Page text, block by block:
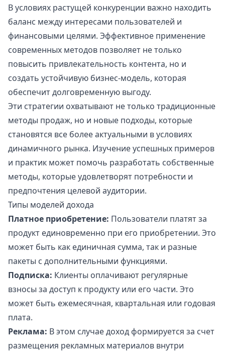
В условиях растущей конкуренции важно находить
баланс между интересами пользователей и
финансовыми целями. Эффективное применение
современных методов позволяет не только
повысить привлекательность контента, но и
создать устойчивую бизнес-модель, которая
обеспечит долговременную выгоду.
Эти стратегии охватывают не только традиционные
методы продаж, но и новые подходы, которые
становятся все более актуальными в условиях
динамичного рынка. Изучение успешных примеров
и практик может помочь разработать собственные
методы, которые удовлетворят потребности и
предпочтения целевой аудитории.
Типы моделей дохода
Платное приобретение: Пользователи платят за
продукт единовременно при его приобретении. Это
может быть как единичная сумма, так и разные
пакеты с дополнительными функциями.
Подписка: Клиенты оплачивают регулярные
взносы за доступ к продукту или его части. Это
может быть ежемесячная, квартальная или годовая
плата.
Реклама: В этом случае доход формируется за счет
размещения рекламных материалов внутри